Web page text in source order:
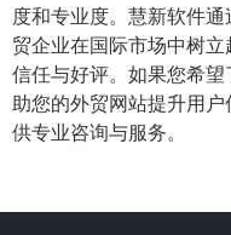
度和专业度。慧新软件
贸企业在国际市场中树
信任与好评。如果您希
助您的外贸网站提升用
供专业咨询与服务。